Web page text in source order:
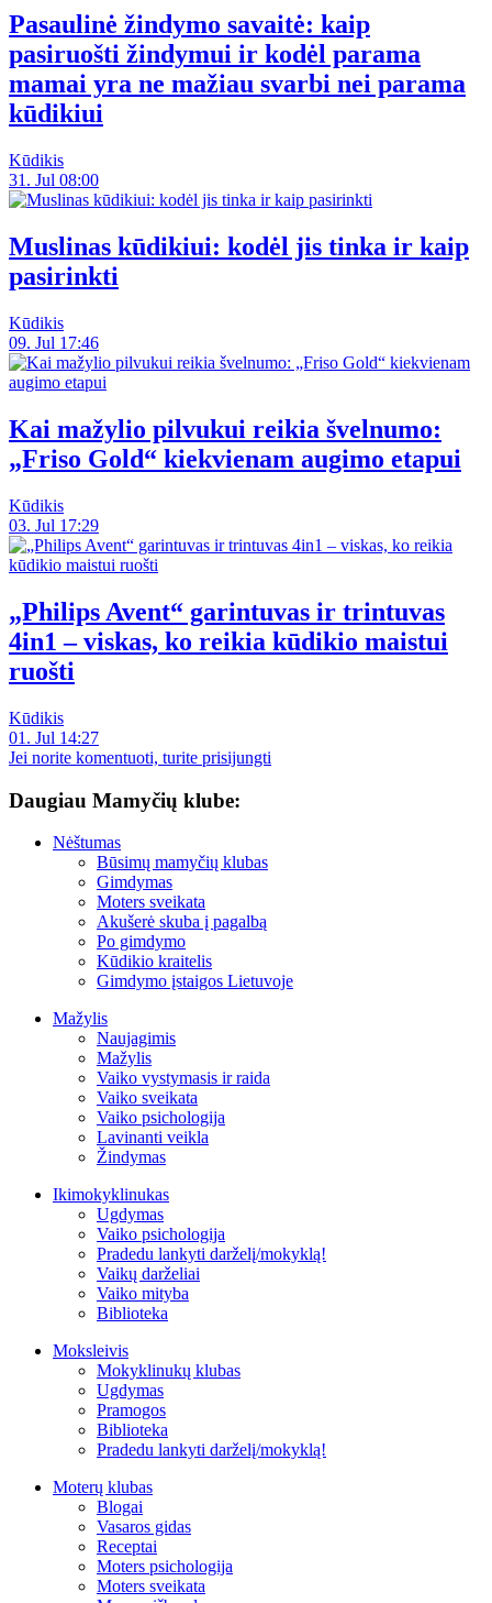
Pasaulinė žindymo savaitė: kaip
pasiruošti žindymui ir kodėl parama
mamai yra ne mažiau svarbi nei parama
kūdikiui
Kūdikis
31. Jul 08:00
Muslinas kūdikiui: kodėl jis tinka ir kaip
pasirinkti
Kūdikis
09. Jul 17:46
Kai mažylio pilvukui reikia švelnumo:
„Friso Gold“ kiekvienam augimo etapui
Kūdikis
03. Jul 17:29
„Philips Avent“ garintuvas ir trintuvas
4in1 – viskas, ko reikia kūdikio maistui
ruošti
Kūdikis
01. Jul 14:27
Jei norite komentuoti, turite prisijungti
Daugiau Mamyčių klube:
Nėštumas
Būsimų mamyčių klubas
Gimdymas
Moters sveikata
Akušerė skuba į pagalbą
Po gimdymo
Kūdikio kraitelis
Gimdymo įstaigos Lietuvoje
Mažylis
Naujagimis
Mažylis
Vaiko vystymasis ir raida
Vaiko sveikata
Vaiko psichologija
Lavinanti veikla
Žindymas
Ikimokyklinukas
Ugdymas
Vaiko psichologija
Pradedu lankyti darželį/mokyklą!
Vaikų darželiai
Vaiko mityba
Biblioteka
Moksleivis
Mokyklinukų klubas
Ugdymas
Pramogos
Biblioteka
Pradedu lankyti darželį/mokyklą!
Moterų klubas
Blogai
Vasaros gidas
Receptai
Moters psichologija
Moters sveikata